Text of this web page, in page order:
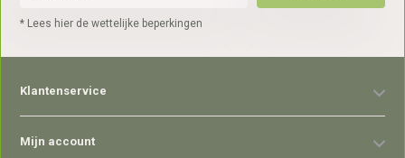
* Lees hier de wettelijke beperkingen
Klantenservice
Mijn account